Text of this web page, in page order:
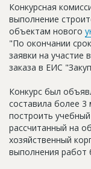
Новости
Платные услуги
Пресс-релизы
Контакты
Личный кабинет
Конкурсная
выполнение
объектам нового
"По окончании
заявки на участие
заказа в ЕИС
Конкурс был
составила более
построить
рассчитанный на
хозяйственный
выполнения работ